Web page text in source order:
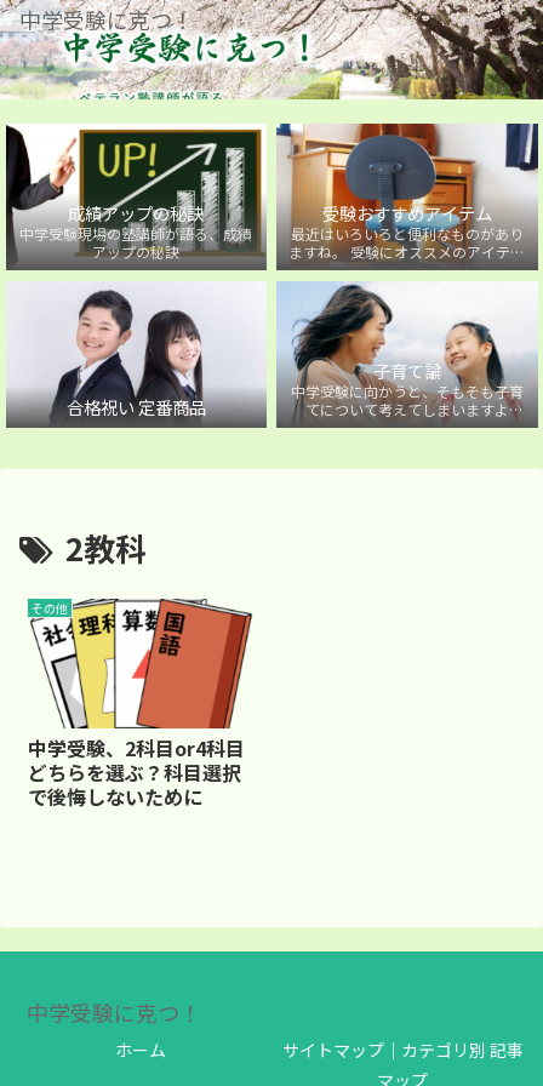
中学受験に克つ！
成績アップの秘訣
中学受験現場の塾講師が語る、成績
アップの秘訣
受験おすすめアイテム
最近はいろいろと便利なものがあり
ますね。 受験にオススメのアイテム
を紹介しています。
合格祝い 定番商品
子育て論
中学受験に向かうと、そもそも子育
てについて考えてしまいますよ
ね・・・。中学受験に向かうお子様
2教科
その他
中学受験、2科目or4科目
どちらを選ぶ？科目選択
で後悔しないために
中学受験に克つ！
ホーム
サイトマップ｜カテゴリ別 記事
マップ